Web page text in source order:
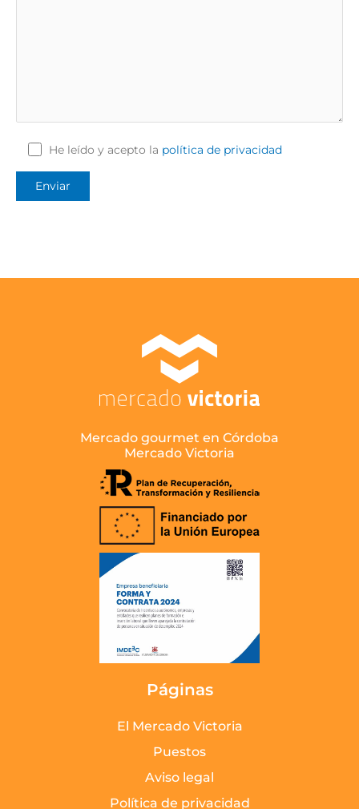
He leído y acepto la política de privacidad
Mercado gourmet en Córdoba
Mercado Victoria
Páginas
El Mercado Victoria
Puestos
Aviso legal
Política de privacidad